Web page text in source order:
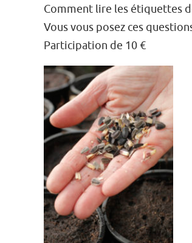
Comment lire les étiquettes
Vous vous posez ces
Participation de 10 €